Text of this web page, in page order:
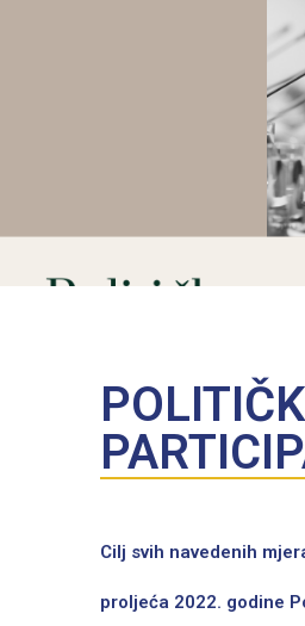
Cilj svih navedenih
proljeća 2022. godine